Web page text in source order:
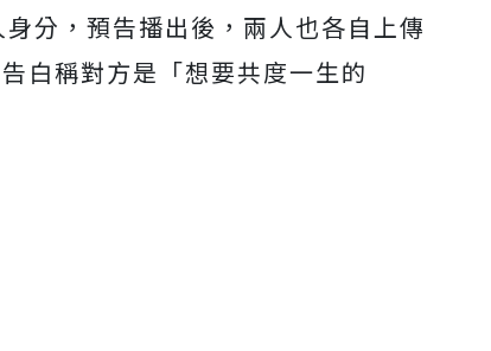
分，預告播出後，兩人也各自上傳
白稱對方是「想要共度一生的